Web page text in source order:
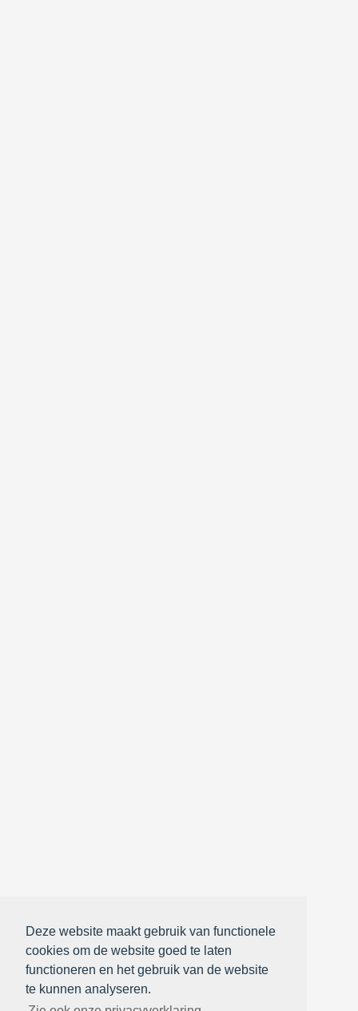
Deze website maakt gebruik van functionele
cookies om de website goed te laten
functioneren en het gebruik van de website
te kunnen analyseren.